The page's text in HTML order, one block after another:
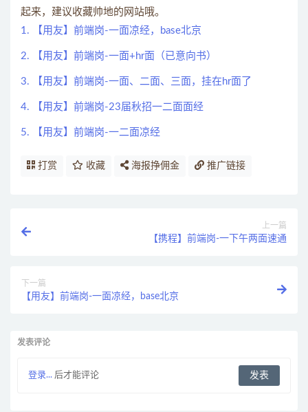
起来，建议收藏帅地的网站哦。
1. 【用友】前端岗-一面凉经，base北京
2. 【用友】前端岗-一面+hr面（已意向书）
3. 【用友】前端岗-一面、二面、三面，挂在hr面了
4. 【用友】前端岗-23届秋招一二面面经
5. 【用友】前端岗-一二面凉经
打赏 收藏 海报挣佣金 推广链接
上一篇
【携程】前端岗-一下午两面速通
下一篇
【用友】前端岗-一面凉经，base北京
发表评论
登录... 后才能评论